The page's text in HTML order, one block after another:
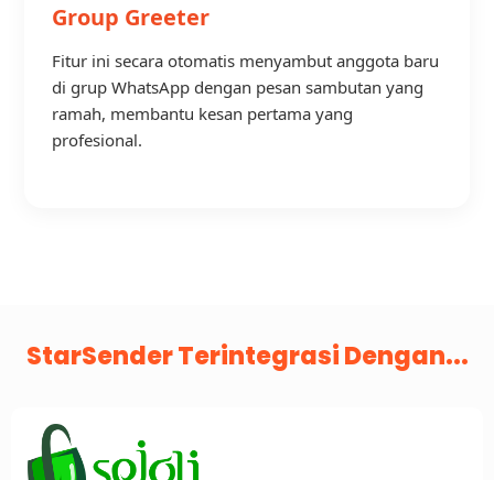
Group Greeter
Fitur ini secara otomatis menyambut anggota baru
di grup WhatsApp dengan pesan sambutan yang
ramah, membantu kesan pertama yang
profesional.
StarSender Terintegrasi Dengan...